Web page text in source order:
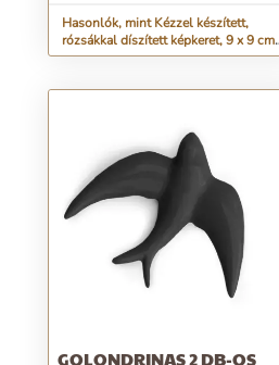
Hasonlók, mint Kézzel készített,
rózsákkal díszített képkeret, 9 x 9 cm,
kézzel...
GOLONDRINAS 2 DB-OS